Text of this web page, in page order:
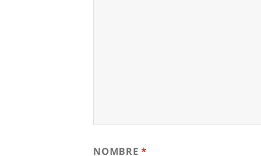
NOMBRE *